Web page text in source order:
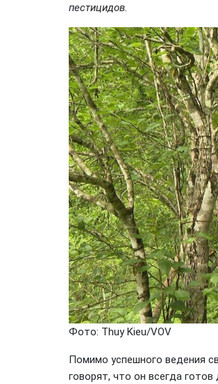
пестицидов.
Фото: Thuy Kieu/VOV
Помимо успешного ведения
говорят, что он всегда